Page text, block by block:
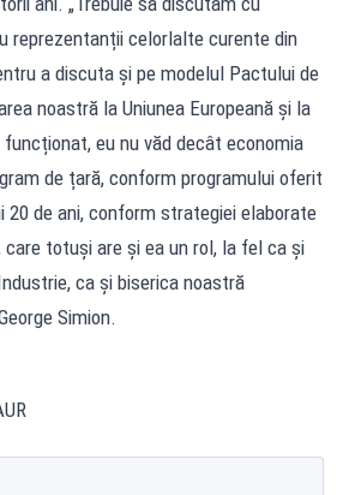
reprezentanții celorlalte curente din
a discuta și pe modelul Pactului de
noastră la Uniunea Europeană și la
funcționat, eu nu văd decât economia
de țară, conform programului oferit
20 de ani, conform strategiei elaborate
care totuși are și ea un rol, la fel ca și
ca și biserica noastră
Simion.